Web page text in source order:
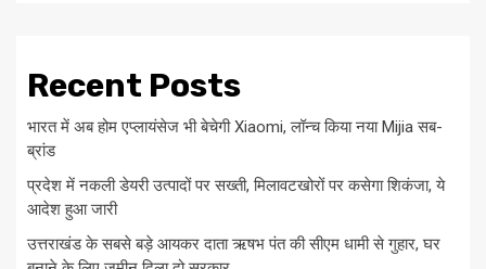
Recent Posts
भारत में अब होम एप्लायंसेज भी बेचेगी Xiaomi, लॉन्च किया नया Mijia सब-
ब्रांड
प्रदेश में नकली डेयरी उत्पादों पर सख्ती, मिलावटखोरों पर कसेगा शिकंजा, ये
आदेश हुआ जारी
उत्तराखंड के सबसे बड़े आयकर दाता ऋषभ पंत की सीएम धामी से गुहार, घर